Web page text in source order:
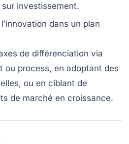
investissement.
dans un plan
de différenciation via
ou process, en adoptant des
ou en ciblant de
de marché en croissance.